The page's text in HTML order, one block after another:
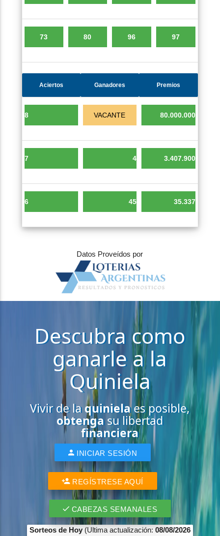
Aciertos Ganadores Premios
Datos Proveídos por
Descubra como
ganarle a la
Quiniela
Vivir de laquinielaes posible,
obtengasu libertad
financiera
INICIAR SESIÓN
REGÍSTRESE AQUÍ
CABEZAS SEMANALES
Sorteos de Hoy(Ultima actualización: 08/08/2026